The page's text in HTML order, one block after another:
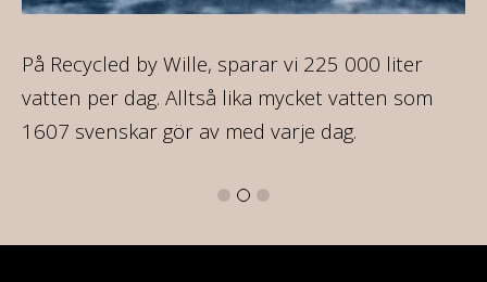
På Recycled by Wille, sparar vi 225 000 liter
vatten per dag. Alltså lika mycket vatten som
1607 svenskar gör av med varje dag.